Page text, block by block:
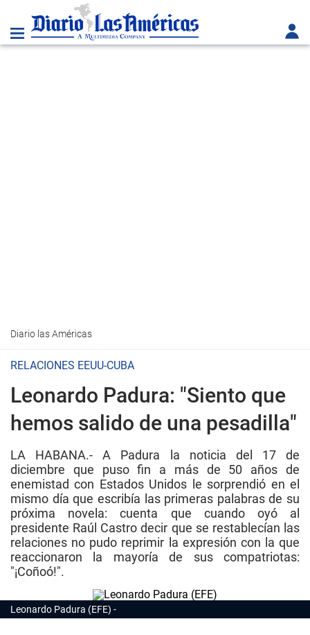
Diario las Américas
RELACIONES EEUU-CUBA
Leonardo Padura: "Siento que
hemos salido de una pesadilla"
LA HABANA.- A Padura la noticia del 17 de
diciembre que puso fin a más de 50 años de
enemistad con Estados Unidos le sorprendió en el
mismo día que escribía las primeras palabras de su
próxima novela: cuenta que cuando oyó al
presidente Raúl Castro decir que se restablecían las
relaciones no pudo reprimir la expresión con la que
reaccionaron la mayoría de sus compatriotas:
"¡Coñoó!".
Leonardo Padura (EFE)